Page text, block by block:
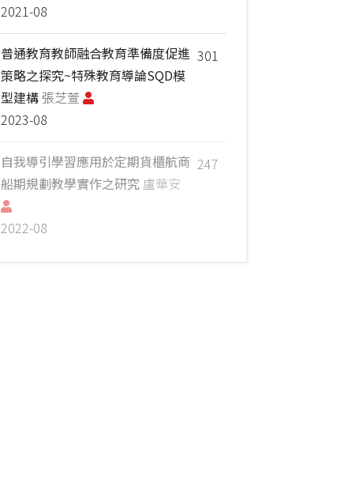
2021-08
301
普通教育教師融合教育準備度促進
策略之探究~特殊教育導論SQD模
型建構 張芝萱
2023-08
247
自我導引學習應用於定期貨櫃航商
船期規劃教學實作之研究 盧華安
2022-08